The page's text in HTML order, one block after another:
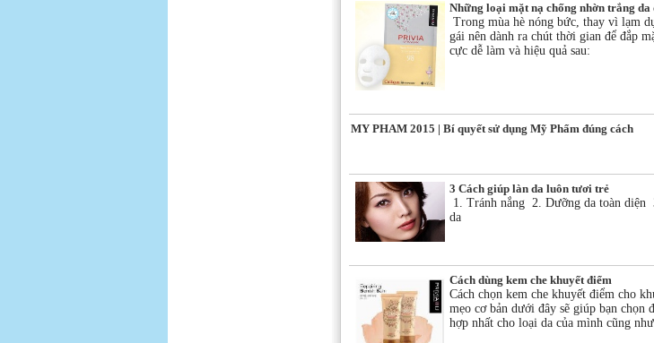
Những loại mặt nạ chống nhờn trắng da
Trong mùa hè nóng bức, thay vì lạm
gái nên dành ra chút thời gian để đắp
cực dễ làm và hiệu quả sau:
MY PHAM 2015 | Bí quyết sử dụng Mỹ Phẩm đúng cách
3 Cách giúp làn da luôn tươi trẻ
1. Tránh nắng 2. Dưỡng da toàn
da
Cách dùng kem che khuyết điểm
Cách chọn kem che khuyết điểm cho
mẹo cơ bản dưới đây sẽ giúp bạn chọn
hợp nhất cho loại da của mình cũng